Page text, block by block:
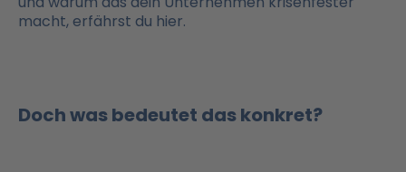
macht, erfährst du hier.
Doch was bedeutet das konkret?